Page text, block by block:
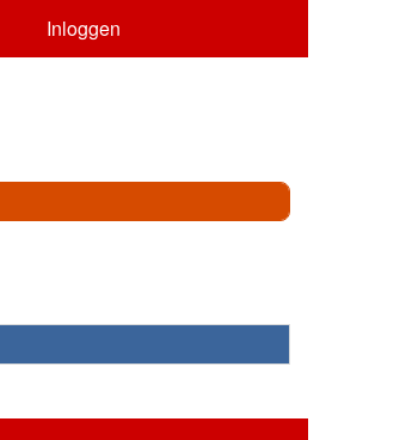
Inloggen